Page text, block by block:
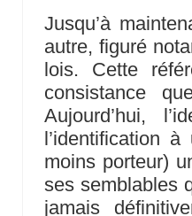
Jusqu’à
autre, figuré
lois. Cette
consistance
Aujourd’hui,
l’identification
moins porteur)
ses semblables
jamais